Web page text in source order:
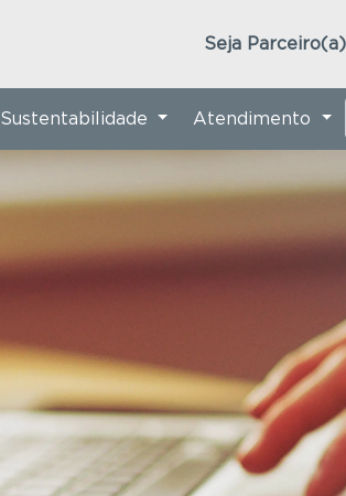
Seja Parceiro(a)
Sustentabilidade Atendimento